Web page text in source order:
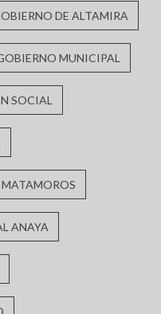
DE ALTAMIRA
MUNICIPAL
SOCIAL
MATAMOROS
ANAYA